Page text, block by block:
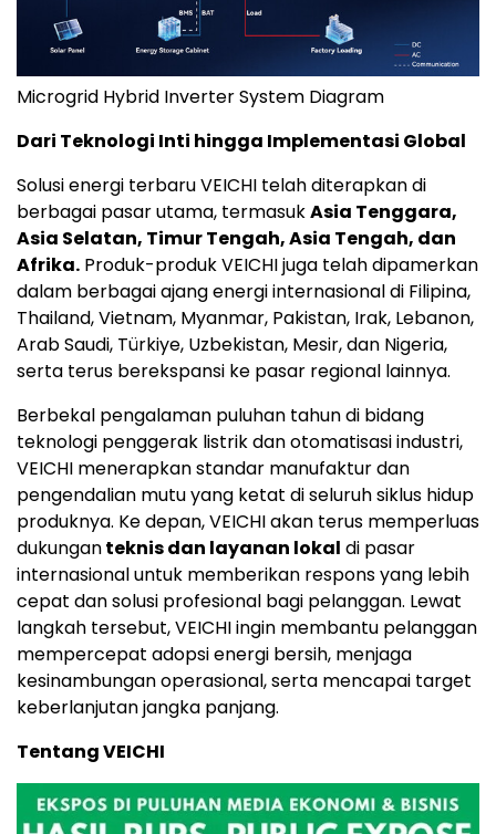
Microgrid Hybrid Inverter System Diagram
Dari Teknologi Inti hingga Implementasi Global
Solusi energi terbaru VEICHI telah diterapkan di
berbagai pasar utama, termasukAsia Tenggara,
Asia Selatan, Timur Tengah, Asia Tengah, dan
Afrika. Produk-produk VEICHI juga telah dipamerkan
dalam berbagai ajang energi internasional di Filipina,
Thailand, Vietnam, Myanmar, Pakistan, Irak, Lebanon,
Arab Saudi, Türkiye, Uzbekistan, Mesir, dan Nigeria,
serta terus berekspansi ke pasar regional lainnya.
Berbekal pengalaman puluhan tahun di bidang
teknologi penggerak listrik dan otomatisasi industri,
VEICHI menerapkan standar manufaktur dan
pengendalian mutu yang ketat di seluruh siklus hidup
produknya. Ke depan, VEICHI akan terus memperluas
dukunganteknis dan layanan lokal di pasar
internasional untuk memberikan respons yang lebih
cepat dan solusi profesional bagi pelanggan. Lewat
langkah tersebut, VEICHI ingin membantu pelanggan
mempercepat adopsi energi bersih, menjaga
kesinambungan operasional, serta mencapai target
keberlanjutan jangka panjang.
Tentang VEICHI